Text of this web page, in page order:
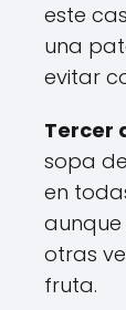
este
una
evitar
Tercer
sopa
en
otras
fruta.